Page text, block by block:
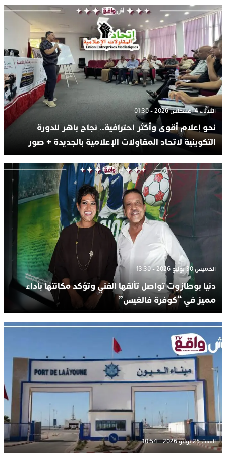
الثلاثاء 4 أغسطس 2026 - 01:30
نحو إعلام أقوى وأكثر احترافية.. نجاح باهر للدورة
التكوينية لاتحاد المقاولات الإعلامية بالجديدة + صور
الخميس 30 يوليو 2026 - 13:30
دنيا بوطازوت تواصل تألقها الفني وتؤكد مكانتها بأداء
مميز في “كوفرة فالغيس”
السبت 25 يوليو 2026 - 10:54